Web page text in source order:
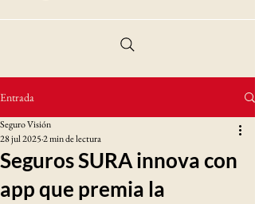
Entrada
Seguros SURA innova con
app que premia la
Seguro Visión
28 jul 20252 min de lectura